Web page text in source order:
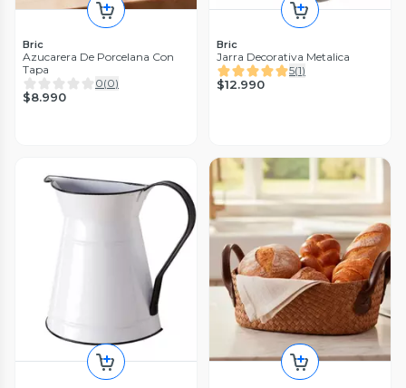
Bric
Azucarera De Porcelana Con
Tapa
0(0)
$8.990
Bric
Jarra Decorativa Metalica
5(1)
$12.990